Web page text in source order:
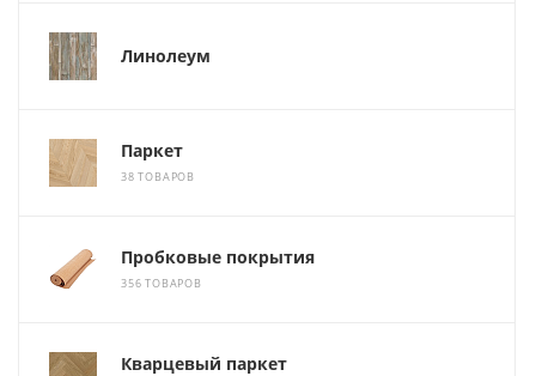
Линолеум
Паркет
38 ТОВАРОВ
Пробковые покрытия
356 ТОВАРОВ
Кварцевый паркет